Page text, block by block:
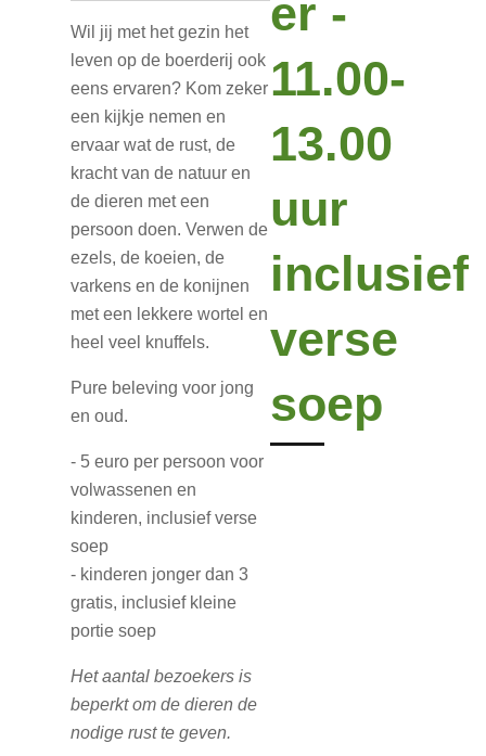
er -
11.00-
13.00
uur
inclusief
verse
soep
Wil jij met het gezin het
leven op de boerderij ook
eens ervaren? Kom zeker
een kijkje nemen en
ervaar wat de rust, de
kracht van de natuur en
de dieren met een
persoon doen. Verwen de
ezels, de koeien, de
varkens en de konijnen
met een lekkere wortel en
heel veel knuffels.
Pure beleving voor jong
en oud.
- 5 euro per persoon voor
volwassenen en
kinderen, inclusief verse
soep
- kinderen jonger dan 3
gratis, inclusief kleine
portie soep
Het aantal bezoekers is
beperkt om de dieren de
nodige rust te geven.